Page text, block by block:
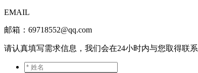
EMAIL
邮箱：69718552@qq.com
请认真填写需求信息，我们会在24小时内与您取得联系